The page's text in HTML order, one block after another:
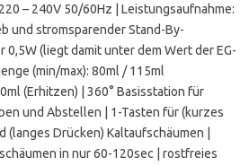
– 240V 50/60Hz | Leistungsaufnahme:
und stromsparender Stand-By-
0,5W (liegt damit unter dem Wert der EG-
(min/max): 80ml / 115ml
(Erhitzen) | 360° Basisstation für
und Abstellen | 1-Tasten für (kurzes
(langes Drücken) Kaltaufschäumen |
in nur 60-120sec | rostfreies